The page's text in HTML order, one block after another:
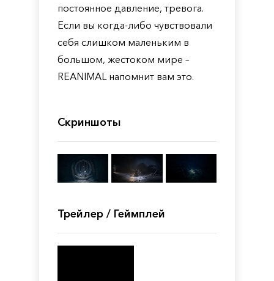
постоянное давление, тревога.
Если вы когда-либо чувствовали
себя слишком маленьким в
большом, жестоком мире –
REANIMAL напомнит вам это.
Скриншоты
Трейлер / Геймплей